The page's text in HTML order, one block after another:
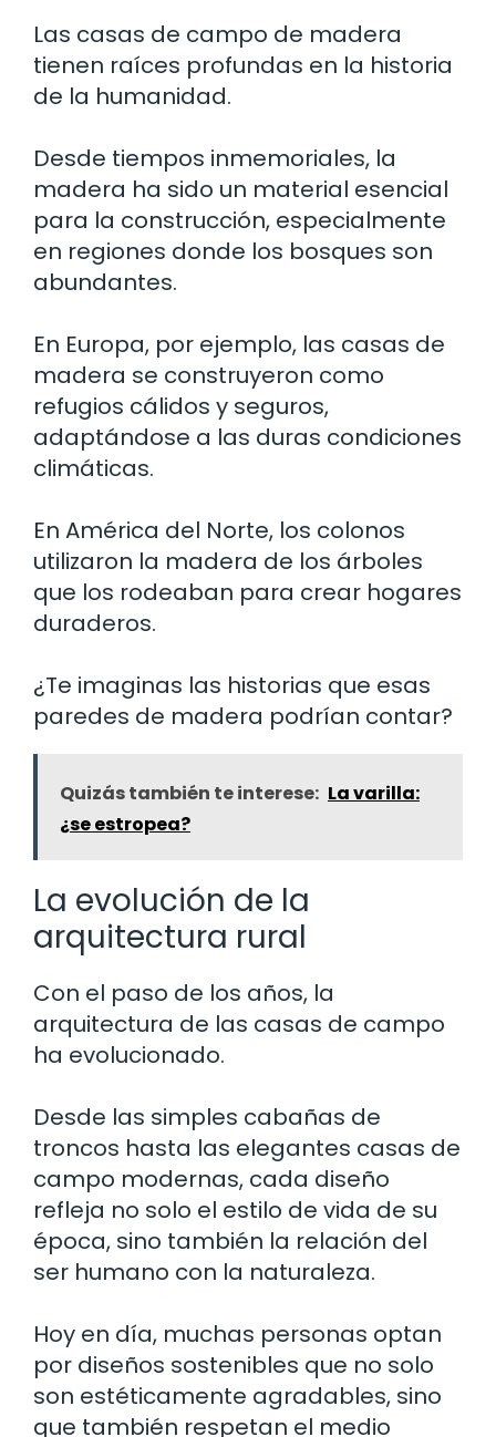
Las casas de campo de madera
tienen raíces profundas en la historia
de la humanidad.
Desde tiempos inmemoriales, la
madera ha sido un material esencial
para la construcción, especialmente
en regiones donde los bosques son
abundantes.
En Europa, por ejemplo, las casas de
madera se construyeron como
refugios cálidos y seguros,
adaptándose a las duras condiciones
climáticas.
En América del Norte, los colonos
utilizaron la madera de los árboles
que los rodeaban para crear hogares
duraderos.
¿Te imaginas las historias que esas
paredes de madera podrían contar?
Quizás también te interese: La varilla:
¿se estropea?
La evolución de la
arquitectura rural
Con el paso de los años, la
arquitectura de las casas de campo
ha evolucionado.
Desde las simples cabañas de
troncos hasta las elegantes casas de
campo modernas, cada diseño
refleja no solo el estilo de vida de su
época, sino también la relación del
ser humano con la naturaleza.
Hoy en día, muchas personas optan
por diseños sostenibles que no solo
son estéticamente agradables, sino
que también respetan el medio